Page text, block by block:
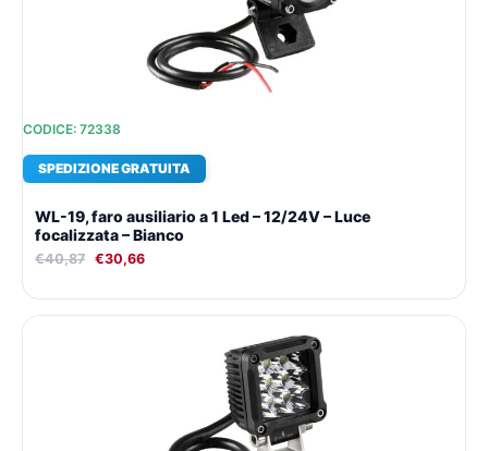
CODICE: 72338
SPEDIZIONE GRATUITA
WL-19, faro ausiliario a 1 Led – 12/24V – Luce
focalizzata – Bianco
€40,87 €30,66